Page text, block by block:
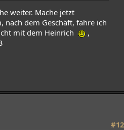
weiter. Mache jetzt
nach dem Geschäft, fahre ich
mit dem Heinrich
,
#12